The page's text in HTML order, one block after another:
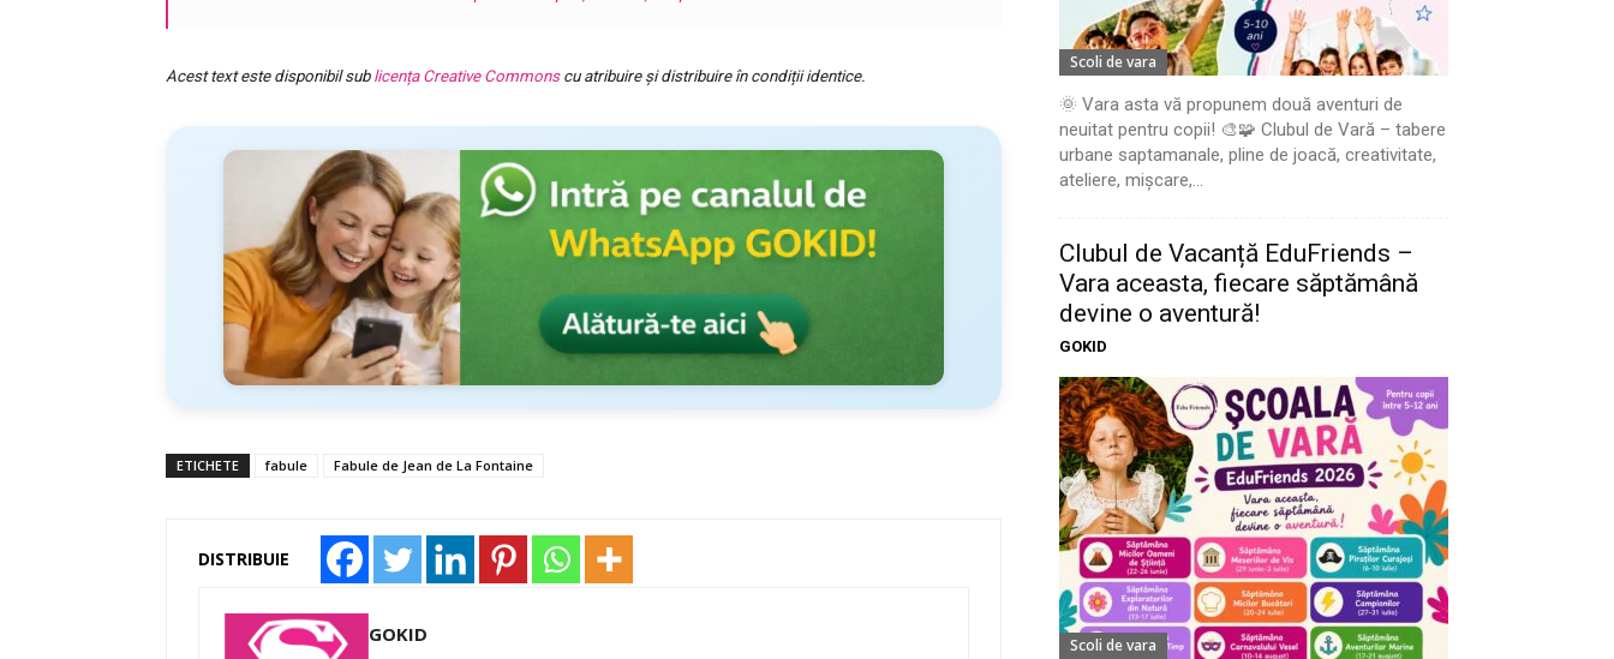
Acest text este disponibil sub licența Creative Commonscu atribuire și distribuire în condiții identice.
ETICHETE fabule Fabule de Jean de La Fontaine
DISTRIBUIE
GOKID
Scoli de vara
🌞 Vara asta vă propunem două aventuri de
neuitat pentru copii! 🎨🧩 Clubul de Vară – tabere
urbane saptamanale, pline de joacă, creativitate,
ateliere, mișcare,...
Clubul de Vacanță EduFriends –
Vara aceasta, fiecare săptămână
devine o aventură!
GOKID
Scoli de vara